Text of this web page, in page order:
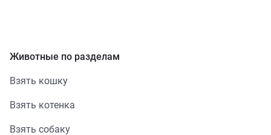
Животные по разделам
Взять кошку
Взять котенка
Взять собаку